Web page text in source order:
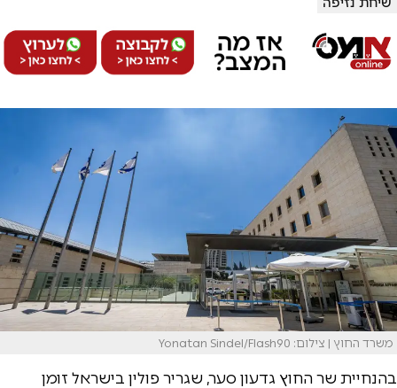
משרד החוץ | צילום: Yonatan Sindel/Flash90
בהנחיית שר החוץ גדעון סער, שגריר פולין בישראל זומן